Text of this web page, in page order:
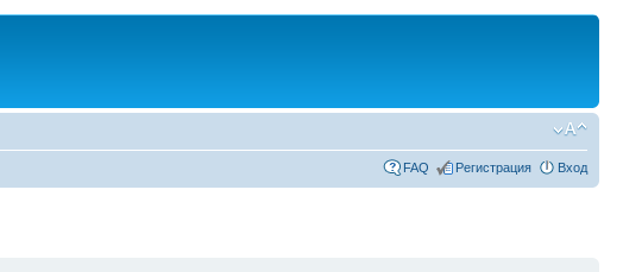
FAQ Регистрация Вход